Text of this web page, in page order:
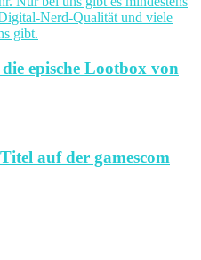
epische Lootbox von
auf der gamescom